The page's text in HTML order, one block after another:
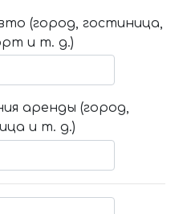
(город, гостиница,
и т. д.)
аренды (город,
и т. д.)